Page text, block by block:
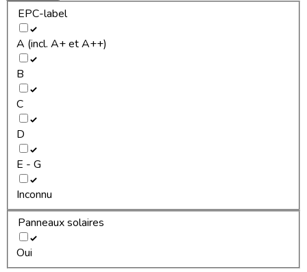
EPC-label
A (incl. A+ et A++)
B
C
D
E - G
Inconnu
Panneaux solaires
Oui